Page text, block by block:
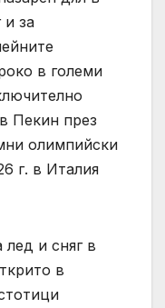
и за
в големи
Пекин през
олимпийски
г. в Италия
и сняг в
в